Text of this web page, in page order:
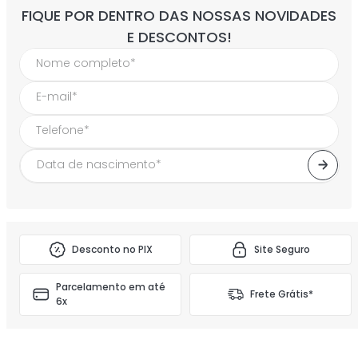
FIQUE POR DENTRO DAS NOSSAS NOVIDADES
E DESCONTOS!
Desconto no PIX Site Seguro
Parcelamento em até
6x
Frete Grátis*